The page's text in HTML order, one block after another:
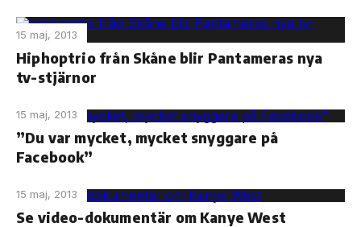
15 maj, 2013
Hiphoptrio från Skåne blir Pantameras nya
tv-stjärnor
15 maj, 2013
”Du var mycket, mycket snyggare på
Facebook”
15 maj, 2013
Se video-dokumentär om Kanye West